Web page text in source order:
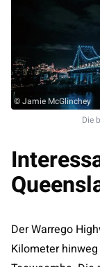
© Jamie McGlinchey
Die
Der Warrego
Kilometer